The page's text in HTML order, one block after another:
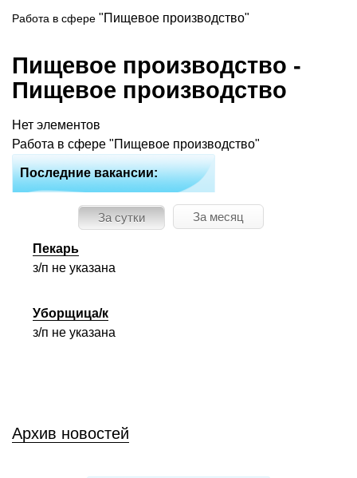
Работа в сфере "Пищевое производство"
Пищевое производство -
Пищевое производство
Нет элементов
Работа в сфере "Пищевое производство"
Последние вакансии:
За сутки За месяц
Пекарь
з/п не указана
Уборщица/к
з/п не указана
Архив новостей